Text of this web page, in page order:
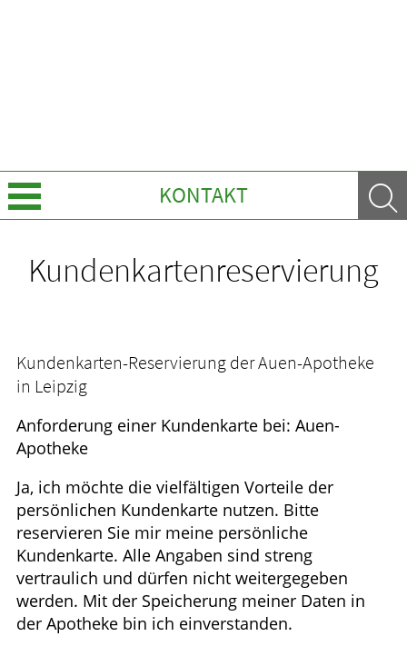
KONTAKT
Krankheiten & Therapie
HOMÖOPATHIE
GESUND IM ALTER
Kundenkartenreservierung
Kundenkarten-Reservierung der Auen-Apotheke
in Leipzig
Anforderung einer Kundenkarte bei: Auen-
Apotheke
Ja, ich möchte die vielfältigen Vorteile der
persönlichen Kundenkarte nutzen. Bitte
reservieren Sie mir meine persönliche
Kundenkarte. Alle Angaben sind streng
vertraulich und dürfen nicht weitergegeben
werden. Mit der Speicherung meiner Daten in
der Apotheke bin ich einverstanden.